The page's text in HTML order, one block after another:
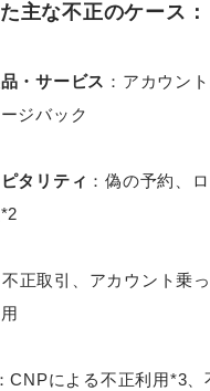
主な不正のケース：
・サービス ：アカウン
ジバック
タリティ ：偽の予約、
不正取引、アカウント乗
：CNPによる不正利用*3